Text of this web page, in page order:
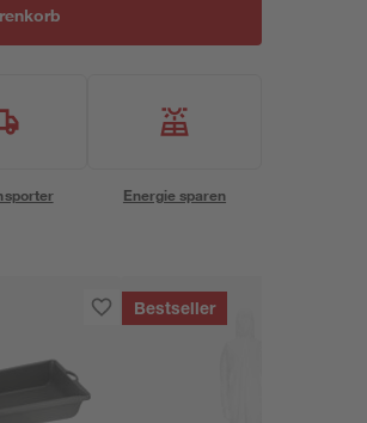
Energie sparen
Bestseller